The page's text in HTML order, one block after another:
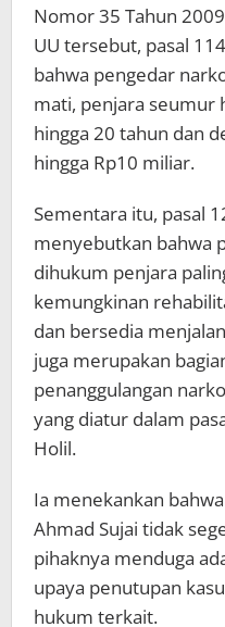
Nomor 35 Tahun
UU tersebut, pasal
bahwa pengedar
mati, penjara seumur
hingga 20 tahun dan
hingga Rp10 miliar.
Sementara itu, pasal
menyebutkan bahwa
dihukum penjara
kemungkinan
dan bersedia
juga merupakan
penanggulangan
yang diatur dalam
Holil.
Ia menekankan
Ahmad Sujai tidak
pihaknya menduga
upaya penutupan
hukum terkait.